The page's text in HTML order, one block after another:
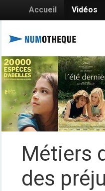
Accueil Vidéos
Métiers
des